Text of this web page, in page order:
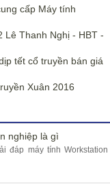
cấp Máy tính
Lê Thanh Nghị - HBT -
tết cổ truyền bán giá
Xuân 2016
nghiệp là gì
đáp máy tính Workstation